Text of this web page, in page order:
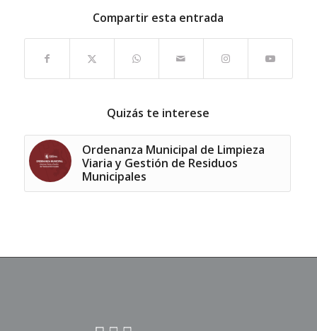
Compartir esta entrada
Quizás te interese
Ordenanza Municipal de Limpieza
Viaria y Gestión de Residuos
Municipales